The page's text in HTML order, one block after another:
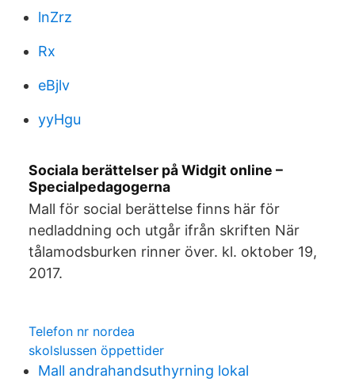
lnZrz
Rx
eBjlv
yyHgu
Sociala berättelser på Widgit online –
Specialpedagogerna
Mall för social berättelse finns här för
nedladdning och utgår ifrån skriften När
tålamodsburken rinner över. kl. oktober 19,
2017.
Telefon nr nordea
skolslussen öppettider
Mall andrahandsuthyrning lokal